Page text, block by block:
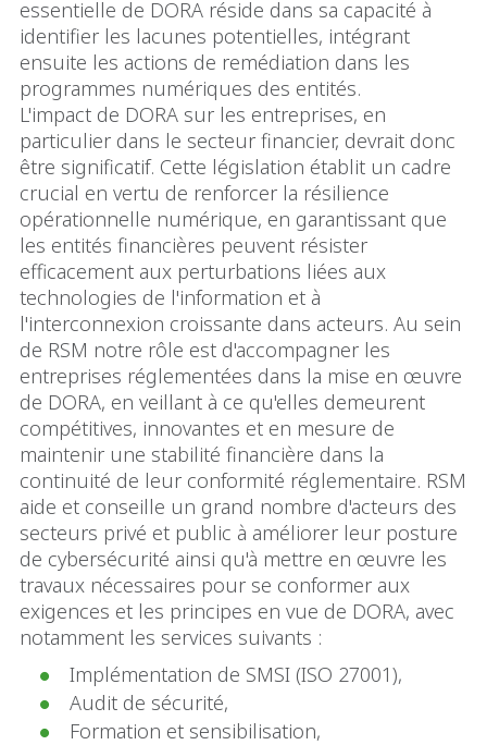
essentielle de DORA réside dans sa capacité à
identifier les lacunes potentielles, intégrant
ensuite les actions de remédiation dans les
programmes numériques des entités.
L'impact de DORA sur les entreprises, en
particulier dans le secteur financier, devrait donc
être significatif. Cette législation établit un cadre
crucial en vertu de renforcer la résilience
opérationnelle numérique, en garantissant que
les entités financières peuvent résister
efficacement aux perturbations liées aux
technologies de l'information et à
l'interconnexion croissante dans acteurs. Au sein
de RSM notre rôle est d'accompagner les
entreprises réglementées dans la mise en œuvre
de DORA, en veillant à ce qu'elles demeurent
compétitives, innovantes et en mesure de
maintenir une stabilité financière dans la
continuité de leur conformité réglementaire. RSM
aide et conseille un grand nombre d'acteurs des
secteurs privé et public à améliorer leur posture
de cybersécurité ainsi qu'à mettre en œuvre les
travaux nécessaires pour se conformer aux
exigences et les principes en vue de DORA, avec
notamment les services suivants :
Implémentation de SMSI (ISO 27001),
Audit de sécurité,
Formation et sensibilisation,